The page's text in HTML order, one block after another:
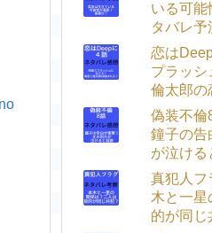
いる可能
タバレ予
恋は
プラッシ
倫太郎の
偽装不倫
鐘子の告
が泣ける
真犯人フ
木と一星
的が同じ